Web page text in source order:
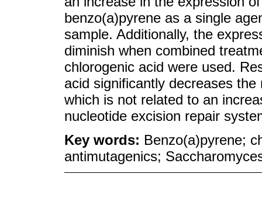
benzo(a)pyrene as a single
sample. Additionally, the
diminish when combined
chlorogenic acid were used.
acid significantly decreases
which is not related to an
nucleotide excision repair
Key words: Benzo(a)pyrene;
antimutagenics;